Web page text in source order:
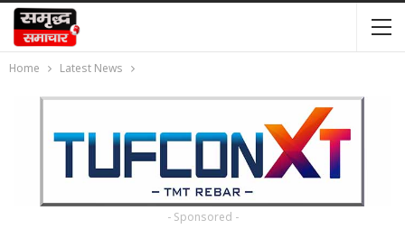
Home Latest News
- Sponsored -